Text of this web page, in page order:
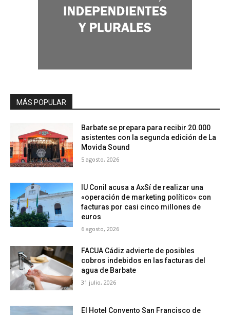
MÁS POPULAR
Barbate se prepara para recibir 20.000
asistentes con la segunda edición de La
Movida Sound
5 agosto, 2026
IU Conil acusa a AxSí de realizar una
«operación de marketing político» con
facturas por casi cinco millones de
euros
6 agosto, 2026
FACUA Cádiz advierte de posibles
cobros indebidos en las facturas del
agua de Barbate
31 julio, 2026
El Hotel Convento San Francisco de